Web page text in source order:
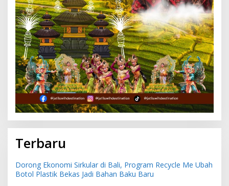
Terbaru
Dorong Ekonomi Sirkular di Bali, Program Recycle Me Ubah
Botol Plastik Bekas Jadi Bahan Baku Baru